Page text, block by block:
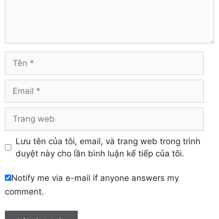
Hưng Yên
Khánh Hòa
Yên Bái
web
Lưu tên của tôi, email, và trang web trong trình
duyệt này cho lần bình luận kế tiếp của tôi.
Notify me via e-mail if anyone answers my
comment.